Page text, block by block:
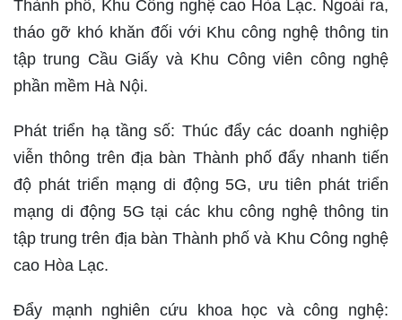
Thành phố, Khu Công nghệ cao Hòa Lạc. Ngoài ra,
tháo gỡ khó khăn đối với Khu công nghệ thông tin
tập trung Cầu Giấy và Khu Công viên công nghệ
phần mềm Hà Nội.
Phát triển hạ tầng số: Thúc đẩy các doanh nghiệp
viễn thông trên địa bàn Thành phố đẩy nhanh tiến
độ phát triển mạng di động 5G, ưu tiên phát triển
mạng di động 5G tại các khu công nghệ thông tin
tập trung trên địa bàn Thành phố và Khu Công nghệ
cao Hòa Lạc.
Đẩy mạnh nghiên cứu khoa học và công nghệ: